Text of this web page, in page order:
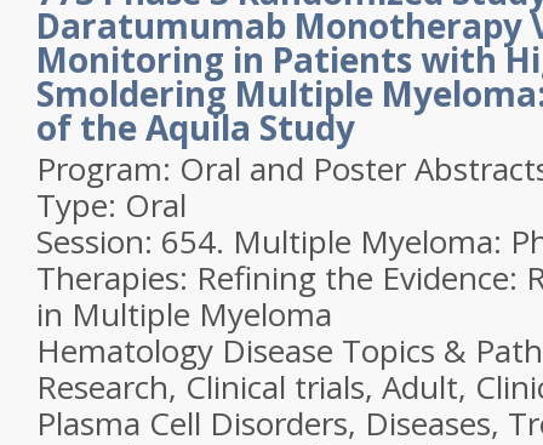
Daratumumab Monotherapy
Monitoring in Patients with
Smoldering Multiple
of the Aquila Study
Program: Oral and Poster
Type: Oral
Session: 654. Multiple Myeloma:
Therapies: Refining the Evidence:
in Multiple Myeloma
Hematology Disease Topics &
Research, Clinical trials, Adult,
Plasma Cell Disorders, Diseases,